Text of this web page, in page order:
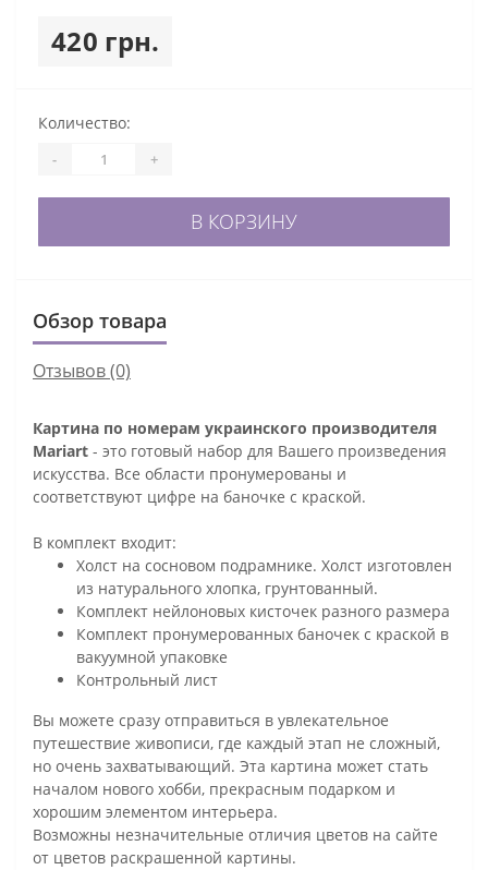
420 грн.
Количество:
- +
В КОРЗИНУ
Обзор товара
Отзывов (0)
Картина по номерам украинского производителя
Mariart - это готовый набор для Вашего произведения
искусства. Все области пронумерованы и
соответствуют цифре на баночке с краской.
В комплект входит:
Холст на сосновом подрамнике. Холст изготовлен
из натурального хлопка, грунтованный.
Комплект нейлоновых кисточек разного размера
Комплект пронумерованных баночек с краской в
вакуумной упаковке
Контрольный лист
Вы можете сразу отправиться в увлекательное
путешествие живописи, где каждый этап не сложный,
но очень захватывающий. Эта картина может стать
началом нового хобби, прекрасным подарком и
хорошим элементом интерьера.
Возможны незначительные отличия цветов на сайте
от цветов раскрашенной картины.